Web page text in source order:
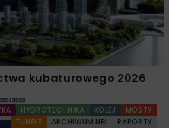
kubaturowego 2026
HYDROTECHNIKA KOLEJ
MOSTY
TUNELE
ARCHIWUM NBI RAPORTY